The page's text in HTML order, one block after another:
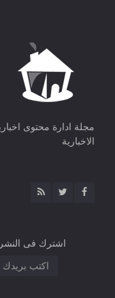
مجلة ادارة محتوى
الاخبارية
اشترك فى